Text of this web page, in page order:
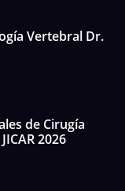
Vertebral Dr.
de Cirugía
2026